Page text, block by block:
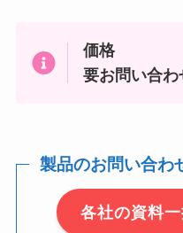
価格
要お問い合わ
製品のお問い合わ
各社の資料